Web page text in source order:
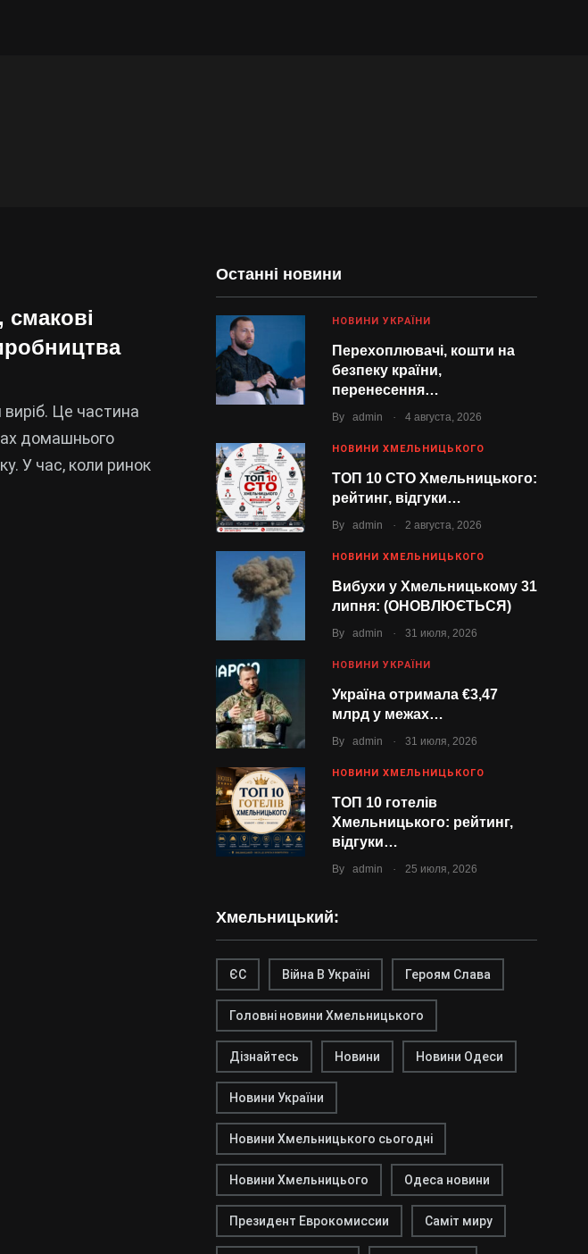
смакові
Це частина
домашнього
У час, коли ринок
Останні новини
НОВИНИ УКРАЇНИ
Перехоплювачі, кошти на
безпеку країни,
перенесення…
By admin . 4 августа, 2026
НОВИНИ ХМЕЛЬНИЦЬКОГО
ТОП 10 СТО Хмельницького:
рейтинг, відгуки…
By admin . 2 августа, 2026
НОВИНИ ХМЕЛЬНИЦЬКОГО
Вибухи у Хмельницькому 31
липня: (ОНОВЛЮЄТЬСЯ)
By admin . 31 июля, 2026
НОВИНИ УКРАЇНИ
Україна отримала €3,47
млрд у межах…
By admin . 31 июля, 2026
НОВИНИ ХМЕЛЬНИЦЬКОГО
ТОП 10 готелів
Хмельницького: рейтинг,
відгуки…
By admin . 25 июля, 2026
Хмельницький:
ЄС Війна В Україні Героям Слава
Головні новини Хмельницького
Дізнайтесь Новини Новини Одеси
Новини України
Новини Хмельницького сьогодні
Новини Хмельницього Одеса новини
Президент Еврокомиссии Саміт миру